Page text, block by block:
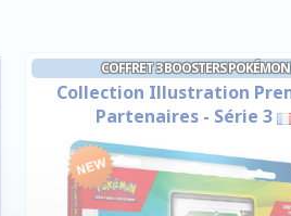
COFFRET 3 BOOSTERS POKÉMON
Collection Illustration
Partenaires - Série 3